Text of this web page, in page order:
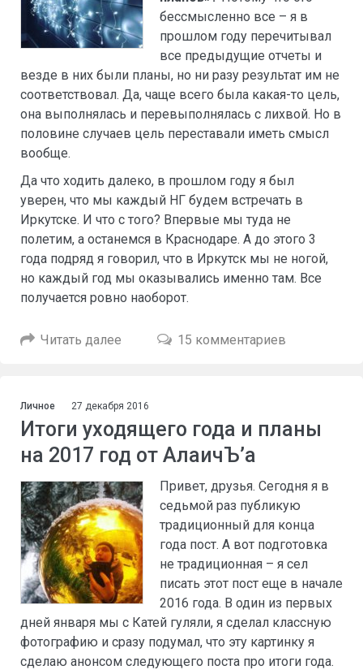
бессмысленно все – я в
прошлом году перечитывал
все предыдущие отчеты и
везде в них были планы, но ни разу результат им не
соответствовал. Да, чаще всего была какая-то цель,
она выполнялась и перевыполнялась с лихвой. Но в
половине случаев цель переставали иметь смысл
вообще.
Да что ходить далеко, в прошлом году я был
уверен, что мы каждый НГ будем встречать в
Иркутске. И что с того? Впервые мы туда не
полетим, а останемся в Краснодаре. А до этого 3
года подряд я говорил, что в Иркутск мы не ногой,
но каждый год мы оказывались именно там. Все
получается ровно наоборот.
Читать далее 15 комментариев
Личное 27 декабря 2016
Итоги уходящего года и планы
на 2017 год от АлаичЪ’а
Привет, друзья. Сегодня я в
седьмой раз публикую
традиционный для конца
года пост. А вот подготовка
не традиционная – я сел
писать этот пост еще в начале
2016 года. В один из первых
дней января мы с Катей гуляли, я сделал классную
фотографию и сразу подумал, что эту картинку я
сделаю анонсом следующего поста про итоги года.